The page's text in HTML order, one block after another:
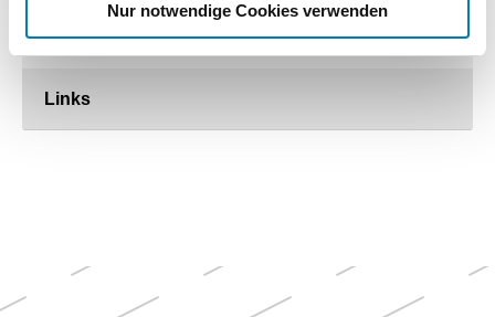
Nur notwendige Cookies verwenden
Links
Weitere
Themen